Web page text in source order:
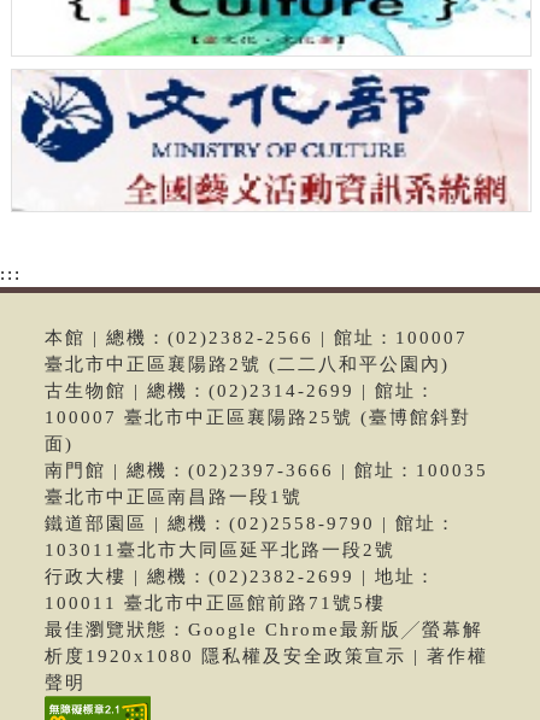
:::
本館 | 總機：(02)2382-2566 | 館址：100007
臺北市中正區襄陽路2號 (二二八和平公園內)
古生物館 | 總機：(02)2314-2699 | 館址：
100007 臺北市中正區襄陽路25號 (臺博館斜對
面)
南門館 | 總機：(02)2397-3666 | 館址：100035
臺北市中正區南昌路一段1號
鐵道部園區 | 總機：(02)2558-9790 | 館址：
103011臺北市大同區延平北路一段2號
行政大樓 | 總機：(02)2382-2699 | 地址：
100011 臺北市中正區館前路71號5樓
最佳瀏覽狀態：Google Chrome最新版╱螢幕解
析度1920x1080 隱私權及安全政策宣示 | 著作權
聲明